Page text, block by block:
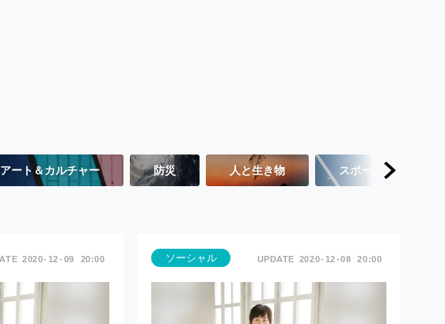
アート＆カルチャー 防災 人と生き物 スポーツ
2020 12 09 20:00 ソーシャル 2020 12 08 20:00